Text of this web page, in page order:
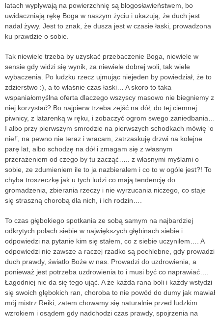
latach wypływają na powierzchnię są błogosławieństwem, bo
uwidaczniają rękę Boga w naszym życiu i ukazują, że duch jest
nadal żywy. Jest to znak, że dusza jest w czasie łaski, prowadzona
ku prawdzie o sobie.
Tak niewiele trzeba by uzyskać przebaczenie Boga, niewiele w
sensie gdy widzi się wynik, za niewiele dobrej woli, tak wiele
wybaczenia. Po ludzku rzecz ujmując niejeden by powiedział, że to
zdzierstwo :), a to właśnie czas łaski… A skoro to taka
wspaniałomyślna oferta dlaczego wszyscy masowo nie biegniemy z
niej korzystać? Bo najpierw trzeba zejść na dół, do tej ciemnej
piwnicy, z latarenką w ręku, i zobaczyć ogrom swego zaniedbania…
I albo przy pierwszym smrodzie na pierwszych schodkach mówię ‘o
nie!’, na pewno nie teraz i wracam, zatrzaskuję drzwi na kolejne
parę lat, albo schodzę na dół i zmagam się z własnym
przerażeniem od czego by tu zacząć….. z własnymi myślami o
sobie, ze zdumieniem ile to ja nazbierałem i co to w ogóle jest?! To
chyba troszeczkę jak u tych ludzi co mają tendencję do
gromadzenia, zbierania rzeczy i nie wyrzucania niczego, co staje
się straszną chorobą dla nich, i ich rodzin….
To czas głębokiego spotkania ze sobą samym na najbardziej
odkrytych polach siebie w największych głębinach siebie i
odpowiedzi na pytanie kim się stałem, co z siebie uczyniłem…. A
odpowiedzi nie zawsze a raczej rzadko są pochlebne, gdy prowadzi
duch prawdy, światło Boże w nas. Prowadzi do uzdrowienia, a
ponieważ jest potrzeba uzdrowienia to i musi być co naprawiać….
Łagodniej nie da się tego ująć. A że każda rana boli i każdy wstydzi
się swoich głębokich ran, choroba to nie powód do dumy jak mawiał
mój mistrz Reiki, zatem chowamy się naturalnie przed ludzkim
wzrokiem i osądem gdy nadchodzi czas prawdy, spojrzenia na